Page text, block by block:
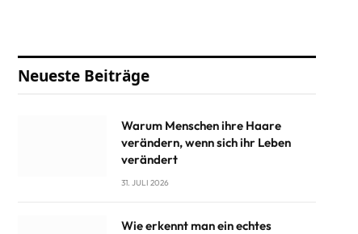
Neueste Beiträge
Warum Menschen ihre Haare
verändern, wenn sich ihr Leben
verändert
31. JULI 2026
Wie erkennt man ein echtes